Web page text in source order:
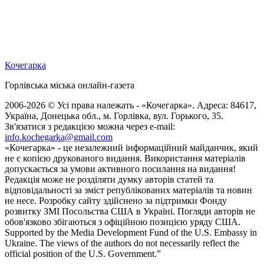
Кочегарка
Горлівська міська онлайн-газета
2006-2026 © Усі права належать - «Кочегарка». Адреса: 84617,
Україна, Донецька обл., м. Горлівка, вул. Горького, 35.
Зв'язатися з редакцією можна через e-mail:
info.kochegarka@gmail.com
«Кочегарка» - це незалежний інформаційний майданчик, який
не є копією друкованого видання. Використання матеріалів
допускається за умови активного посилання на видання!
Редакція може не розділяти думку авторів статей та
відповідальності за зміст републікованих матеріалів та новин
не несе. Розробку сайту здійснено за підтримки Фонду
розвитку ЗМІ Посольства США в Україні. Погляди авторів не
обов'язково збігаються з офіційною позицією уряду США.
Supported by the Media Development Fund of the U.S. Embassy in
Ukraine. The views of the authors do not necessarily reflect the
official position of the U.S. Government.”